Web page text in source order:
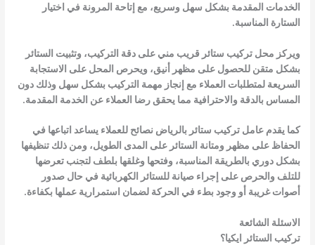
الخدمات المقدمة بشكل سهل وسريع، مع إتاحة المرونة في اختيار
الستارة المناسبة.
ويركز محل تركيب ستائر قريب مني على دقة التركيب، وتثبيت الستائر
بشكل متقن للحصول على مظهر أنيق، ويحرص المحل على الاستجابة
السريعة لمتطلبات العملاء مع إنجاز مهمة التركيب بشكل سهل وذلك دون
المساس بالدقة والاحترافية مما يحقق رضا العملاء عن الخدمة المقدمة.
كما يقدم عامل تركيب ستائر بالرياض نصائح للعملاء يساعد اتباعها في
الحفاظ على مظهر ومتانة الستائر على المدى الطويل، ومن ذلك تنظيفها
بشكل دوري بالطريقة المناسبة، وفتحها وغلقها بلطف لتجنب تعرضها
للتلف والحرص على إجراء صيانة للستائر الكهربائية في حال صدور
أصوات غريبة أو وجود بطء في الحركة لضمان استمرارية عملها بكفاءة.
الاسئلة الشائعة
تركيب الستائر ايكيا؟